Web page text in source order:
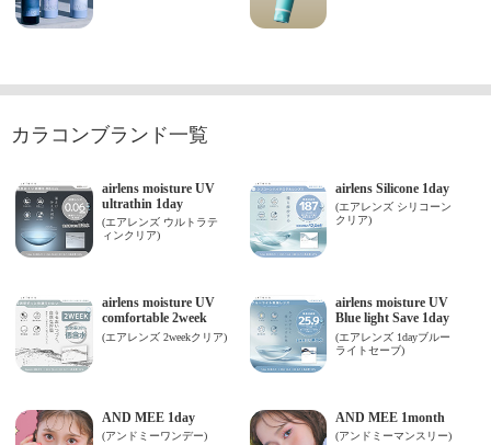
カラコンブランド一覧